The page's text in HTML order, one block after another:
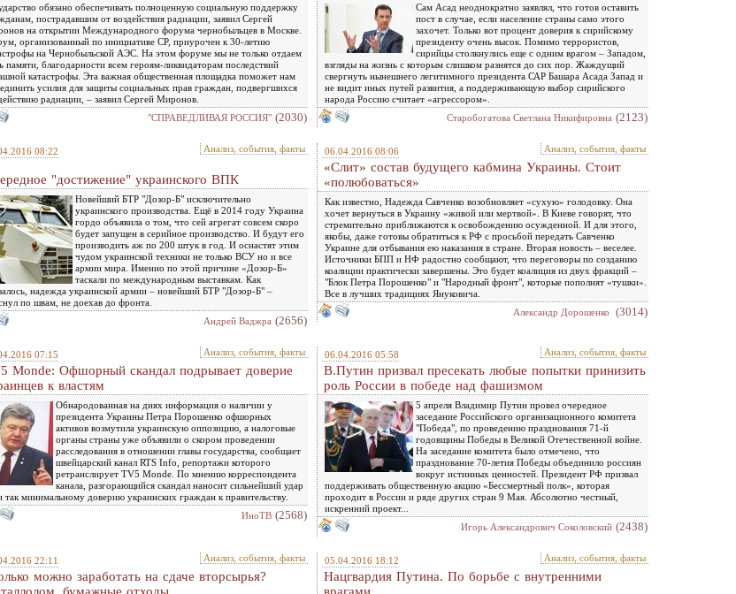
обязано обеспечивать полноценную социальную поддержку
пострадавшим от воздействия радиации, заявил Сергей
на открытии Международного форума чернобыльцев в Москве.
организованный по инициативе СР, приурочен к 30-летию
на Чернобыльской АЭС. На этом форуме мы не только отдаем
памяти, благодарности всем героям-ликвидаторам последствий
катастрофы. Эта важная общественная площадка поможет нам
усилия для защиты социальных прав граждан, подвергшихся
радиации, – заявил Сергей Миронов.
"СПРАВЕДЛИВАЯ РОССИЯ" (2030)
Сам Асад неоднократно заявлял, что готов оставить
пост в случае, если население страны само этого
захочет. Только вот процент доверия к сирийскому
президенту очень высок. Помимо террористов,
сирийцы столкнулись еще с одним врагом – Западом,
взгляды на жизнь с которым слишком разнятся до сих пор. Жаждущий
свергнуть нынешнего легитимного президента САР Башара Асада Запад и
не видит иных путей развития, а поддерживающую выбор сирийского
народа Россию считает «агрессором».
Старобогатова Светлана Никифировна (2123)
08:22 Анализ, события, факты
"достижение" украинского ВПК
Новейший БТР "Дозор-Б" исключительно
украинского производства. Ещё в 2014 году Украина
гордо объявила о том, что сей агрегат совсем скоро
будет запущен в серийное производство. И будут его
производить аж по 200 штук в год. И оснастят этим
чудом украинской техники не только ВСУ но и все
армии мира. Именно по этой причине «Дозор-Б»
таскали по международным выставкам. Как
надежда украинской армии – новейший БТР "Дозор-Б" –
по швам, не доехав до фронта.
Андрей Ваджра (2656)
06.04.2016 08:06 Анализ, события, факты
«Слит» состав будущего кабмина Украины. Стоит
«полюбоваться»
Как известно, Надежда Савченко возобновляет «сухую» голодовку. Она
хочет вернуться в Украину «живой или мертвой». В Киеве говорят, что
стремительно приближаются к освобождению осужденной. И для этого,
якобы, даже готовы обратиться к РФ с просьбой передать Савченко
Украине для отбывания ею наказания в стране. Вторая новость – веселее.
Источники БПП и НФ радостно сообщают, что переговоры по созданию
коалиции практически завершены. Это будет коалиция из двух фракций –
"Блок Петра Порошенко" и "Народный фронт", которые пополнят «тушки».
Все в лучших традициях Януковича.
Александр Дорошенко
(3014)
07:15 Анализ, события, факты
Monde: Офшорный скандал подрывает доверие
к властям
Обнародованная на днях информация о наличии у
президента Украины Петра Порошенко офшорных
активов возмутила украинскую оппозицию, а налоговые
органы страны уже объявили о скором проведении
расследования в отношении главы государства, сообщает
швейцарский канал RTS Info, репортажи которого
ретранслирует TV5 Monde. По мнению корреспондента
канала, разгорающийся скандал наносит сильнейший удар
так минимальному доверию украинских граждан к правительству.
ИноТВ (2568)
06.04.2016 05:58 Анализ, события, факты
В.Путин призвал пресекать любые попытки принизить
роль России в победе над фашизмом
5 апреля Владимир Путин провел очередное
заседание Российского организационного комитета
"Победа", по проведению празднования 71-й
годовщины Победы в Великой Отечественной войне.
На заседание комитета было отмечено, что
празднование 70-летия Победы объединило россиян
вокруг истинных ценностей. Президент РФ призвал
поддерживать общественную акцию «Бессмертный полк», которая
проходит в России и ряде других стран 9 Мая. Абсолютно честный,
искренний проект...
Игорь Александрович Соколовский (2438)
22:11 Анализ, события, факты
можно заработать на сдаче вторсырья?
бумажные отходы
05.04.2016 18:12 Анализ, события, факты
Нацгвардия Путина. По борьбе с внутренними
врагами